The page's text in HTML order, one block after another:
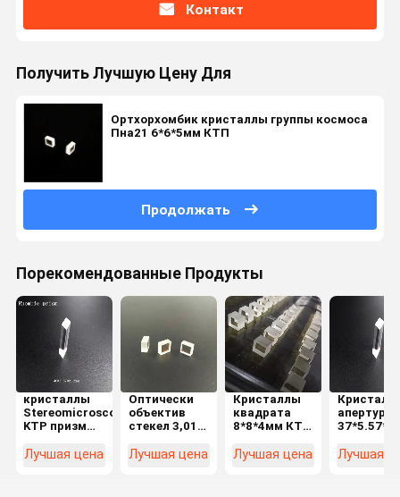
Контакт
Получить Лучшую Цену Для
Ортхорхомбик кристаллы группы космоса
Пна21 6*6*5мм КТП
Продолжать
Порекомендованные Продукты
кристаллы
Stereomicroscope
KTP призмы
H-K9L
Лучшая цена
Оптически
объектив
стекел 3,01
бесцветный
Лучшая цена
Кристаллы
квадрата
8*8*4мм КТП
красоты
Лучшая цена
апертуры
85%
Лучшая